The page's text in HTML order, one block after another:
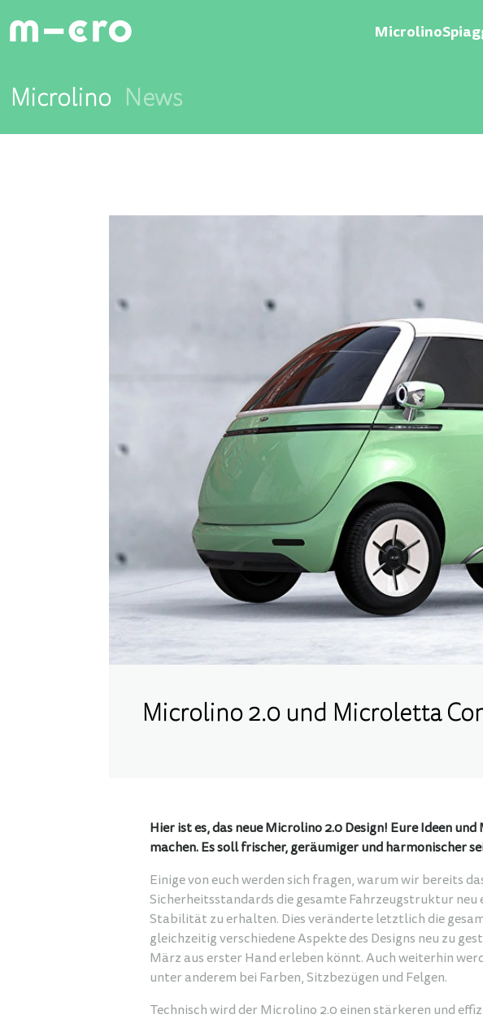
Microlino
Microlino News
Microlino 2.0 und Microletta
Hier ist es, das neue Microlino 2.0 Design! Eure Ideen
machen. Es soll frischer, geräumiger und harmonischer
Einige von euch werden sich fragen, warum wir bereits
Sicherheitsstandards die gesamte Fahrzeugstruktur
Stabilität zu erhalten. Dies veränderte letztlich die
gleichzeitig verschiedene Aspekte des Designs neu zu
März aus erster Hand erleben könnt. Auch weiterhin
unter anderem bei Farben, Sitzbezügen und Felgen.
Technisch wird der Microlino 2.0 einen stärkeren und